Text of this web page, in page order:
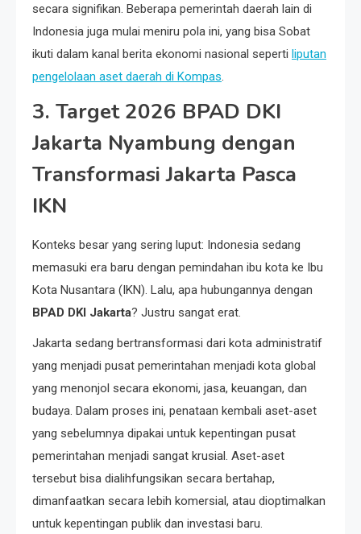
secara signifikan. Beberapa pemerintah daerah lain di
Indonesia juga mulai meniru pola ini, yang bisa Sobat
ikuti dalam kanal berita ekonomi nasional seperti liputan
pengelolaan aset daerah di Kompas.
3. Target 2026 BPAD DKI
Jakarta Nyambung dengan
Transformasi Jakarta Pasca
IKN
Konteks besar yang sering luput: Indonesia sedang
memasuki era baru dengan pemindahan ibu kota ke Ibu
Kota Nusantara (IKN). Lalu, apa hubungannya dengan
BPAD DKI Jakarta? Justru sangat erat.
Jakarta sedang bertransformasi dari kota administratif
yang menjadi pusat pemerintahan menjadi kota global
yang menonjol secara ekonomi, jasa, keuangan, dan
budaya. Dalam proses ini, penataan kembali aset-aset
yang sebelumnya dipakai untuk kepentingan pusat
pemerintahan menjadi sangat krusial. Aset-aset
tersebut bisa dialihfungsikan secara bertahap,
dimanfaatkan secara lebih komersial, atau dioptimalkan
untuk kepentingan publik dan investasi baru.